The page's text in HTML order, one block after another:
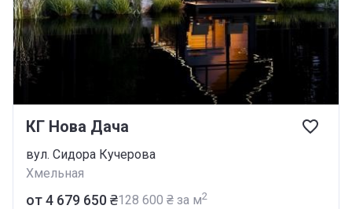
КГ Нова Дача
вул. Сидора Кучерова
Хмельная
от ‍4 679 650 ₴‍128 600 ₴ за м2